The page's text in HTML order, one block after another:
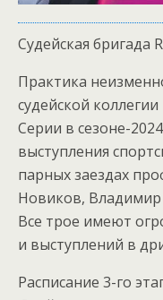
Судейская бригада
Практика
судейской
Серии в сезоне-
выступления
парных заездах
Новиков, Владимир
Все трое имеют
и выступлений в
Расписание 3-го